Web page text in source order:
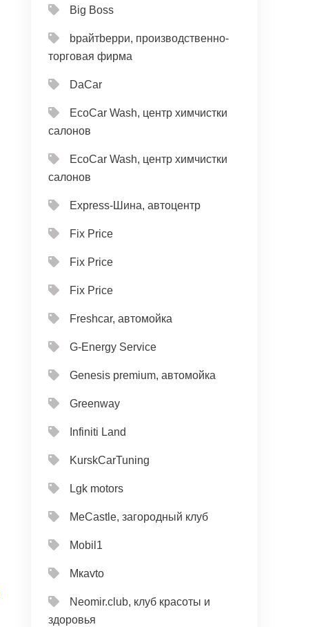
Big Boss
bрайтbерри, производственно-
торговая фирма
DaCar
EcoCar Wash, центр химчистки
салонов
EcoCar Wash, центр химчистки
салонов
Express-Шина, автоцентр
Fix Price
Fix Price
Fix Price
Freshcar, автомойка
G-Energy Service
Genesis premium, автомойка
Greenway
Infiniti Land
KurskCarTuning
Lgk motors
MeCastle, загородный клуб
Mobil1
Mкavto
Neomir.club, клуб красоты и
здоровья